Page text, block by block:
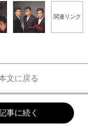
関連リンク
文に戻る
事に続く